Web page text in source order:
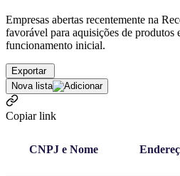
Empresas abertas recentemente na
favorável para aquisições de produtos
funcionamento inicial.
Exportar
Nova lista
Copiar link
CNPJ e Nome